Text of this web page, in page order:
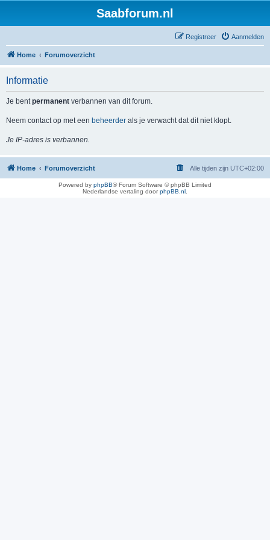
Saabforum.nl
Aanmelden
Registreer
Home Forumoverzicht
Informatie
Je bentpermanent verbannen van dit forum.
Neem contact op met een beheerder als je verwacht dat dit niet klopt.
Je IP-adres is verbannen.
Home Forumoverzicht Alle tijden zijn UTC+02:00
Powered by phpBB® Forum Software © phpBB Limited
Nederlandse vertaling doorphpBB.nl